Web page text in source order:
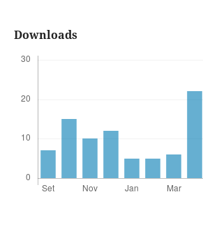
Downloads